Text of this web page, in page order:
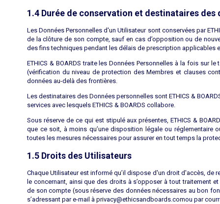
1.4 Durée de conservation et destinataires des
Les Données Personnelles d'un Utilisateur sont conservées par
de la clôture de son compte, sauf en cas d’opposition ou de
des fins techniques pendant les délais de prescription applicables
ETHICS & BOARDS traite les Données Personnelles à la fois sur
(vérification du niveau de protection des Membres et clauses
données au-delà des frontières.
Les destinataires des Données personnelles sont ETHICS &
services avec lesquels ETHICS & BOARDS collabore.
Sous réserve de ce qui est stipulé aux présentes, ETHICS &
que ce soit, à moins qu’une disposition légale ou réglementaire
toutes les mesures nécessaires pour assurer en tout temps la
1.5 Droits des Utilisateurs
Chaque Utilisateur est informé qu’il dispose d'un droit d'accès,
le concernant, ainsi que des droits à s’opposer à tout traitement
de son compte (sous réserve des données nécessaires au bon
s’adressant par e-mail à privacy@ethicsandboards.comou par